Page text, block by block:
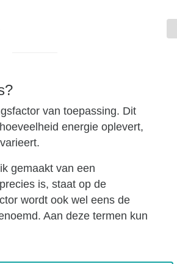
van toepassing. Dit
energie oplevert,
gemaakt van een
is, staat op de
wordt ook wel eens de
Aan deze termen kun